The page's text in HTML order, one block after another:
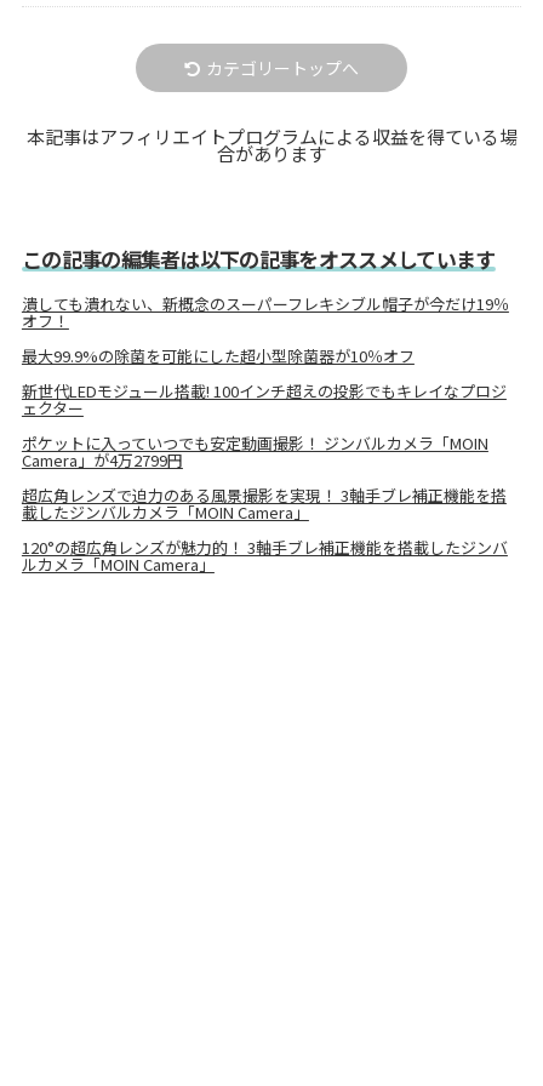
カテゴリートップへ
本記事はアフィリエイトプログラムによる収益を得ている場
合があります
この記事の編集者は以下の記事をオススメしています
潰しても潰れない、新概念のスーパーフレキシブル帽子が今だけ19％
オフ！
最大99.9%の除菌を可能にした超小型除菌器が10％オフ
新世代LEDモジュール搭載! 100インチ超えの投影でもキレイなプロジ
ェクター
ポケットに入っていつでも安定動画撮影！ ジンバルカメラ「MOIN
Camera」が4万2799円
超広角レンズで迫力のある風景撮影を実現！ 3軸手ブレ補正機能を搭
載したジンバルカメラ「MOIN Camera」
120°の超広角レンズが魅力的！ 3軸手ブレ補正機能を搭載したジンバ
ルカメラ「MOIN Camera」